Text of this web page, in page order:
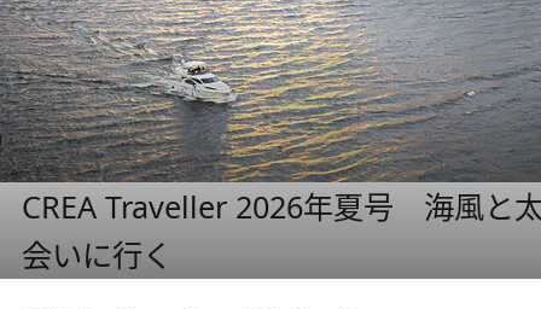
CREA Traveller 2026年夏号 海風と
会いに行く